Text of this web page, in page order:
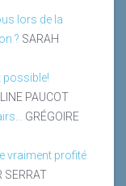
lors de la
? SARAH
possible!
PAUCOT
GRÉGOIRE
vraiment profité
SERRAT